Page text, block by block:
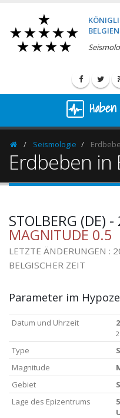
HomepageSeismologie
Erdbeben in
STOLBERG (DE)
MAGNITUDE 0.5
LETZTE ÄNDERUNGEN :
BELGISCHER ZEIT
Parameter im
Datum und Uhrzeit
Type
Magnitude
Gebiet
Lage des Epizentrums